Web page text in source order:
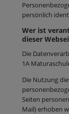
persönlich
Wer ist
dieser
Die
1A
Die Nutzung
Seiten
Mail) erhoben